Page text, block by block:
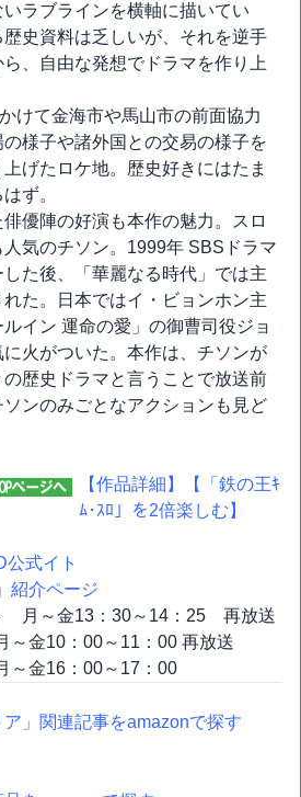
ラブラインを横軸に描いてい
史資料は乏しいが、それを逆手
、自由な発想でドラマを作り上
けて金海市や馬山市の前面協力
様子や諸外国との交易の様子を
げたロケ地。歴史好きにはたま
ず。
優陣の好演も本作の魅力。スロ
気のチソン。1999年 SBSドラマ
た後、「華麗なる時代」では主
た。日本ではイ・ビョンホン主
イン 運命の愛」の御曹司役ジョ
火がついた。本作は、チソンが
の歴史ドラマと言うことで放送前
ンのみごとなアクションも見ど
【作品詳細】
【「鉄の王ｷ
ﾑ･ｽﾛ」を2倍楽しむ】
公式イト
紹介ページ
月～金13：30～14：25 再放送
金10：00～11：00 再放送
金16：00～17：00
ア」関連記事をamazonで探す